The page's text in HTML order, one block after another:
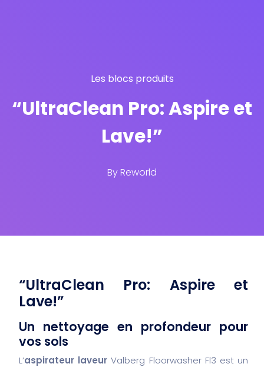
Les blocs produits
“UltraClean Pro: Aspire et
Lave!”
ByReworld
“UltraClean Pro: Aspire et
Lave!”
Un nettoyage en profondeur pour
vos sols
L’aspirateur laveur Valberg Floorwasher Fl3 est un